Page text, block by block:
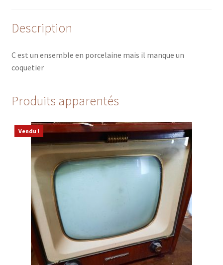
Description
C est un ensemble en porcelaine mais il manque un
coquetier
Produits apparentés
Vendu !